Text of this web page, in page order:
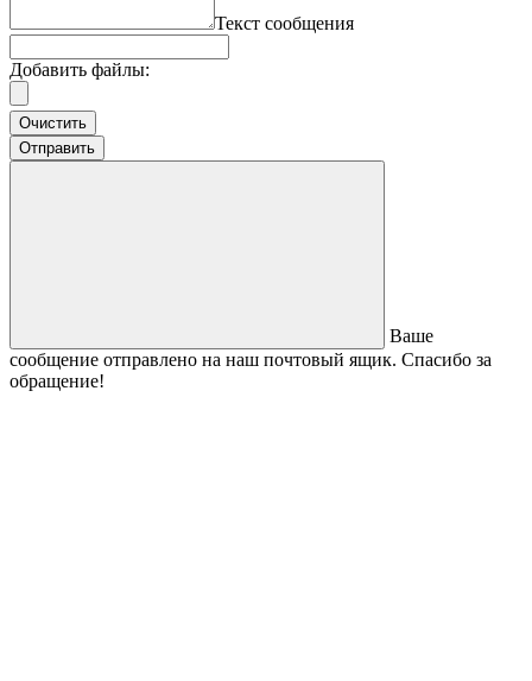
Текст сообщения
Добавить файлы:
Очистить
Отправить
Ваше
сообщение отправлено на наш почтовый ящик. Спасибо за
обращение!